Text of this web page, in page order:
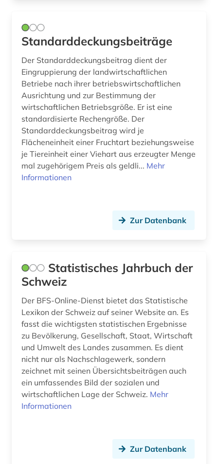
impact faktoren (4)
impactfaktor (1)
import (7)
indien (3)
indikator (4)
industrie (5)
industriestaaten (1)
international energy agency (3)
internationale agentur für erneuerbare
internationale kooperation (2)
internationale politik (1)
internationaler kreditmarkt (3)
internationaler vergleich (2)
internationaler währungsfonds (1)
internationales währungssystem (1)
Standarddeckungsbeiträge
Der Standarddeckungsbeitrag dient der
Eingruppierung der landwirtschaftlichen
Betriebe nach ihrer betriebswirtschaftlichen
Ausrichtung und zur Bestimmung der
wirtschaftlichen Betriebsgröße. Er ist eine
standardisierte Rechengröße. Der
Standarddeckungsbeitrag wird je
Flächeneinheit einer Fruchtart beziehungsweise
je Tiereinheit einer Viehart aus erzeugter Menge
mal zugehörigem Preis als geldli... Mehr
Informationen
Zur Datenbank
Statistisches Jahrbuch der
Schweiz
Der BFS-Online-Dienst bietet das Statistische
Lexikon der Schweiz auf seiner Website an. Es
fasst die wichtigsten statistischen Ergebnisse
zu Bevölkerung, Gesellschaft, Staat, Wirtschaft
und Umwelt des Landes zusammen. Es dient
nicht nur als Nachschlagewerk, sondern
zeichnet mit seinen Übersichtsbeiträgen auch
ein umfassendes Bild der sozialen und
wirtschaftlichen Lage der Schweiz. Mehr
Informationen
Zur Datenbank